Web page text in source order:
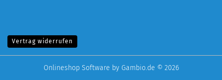
Vertrag widerrufen
Onlineshop Software by Gambio.de © 2026